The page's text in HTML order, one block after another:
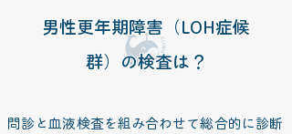
男性更年期障害（LOH症候
群）の検査は？
問診と血液検査を組み合わせて総合的に診断